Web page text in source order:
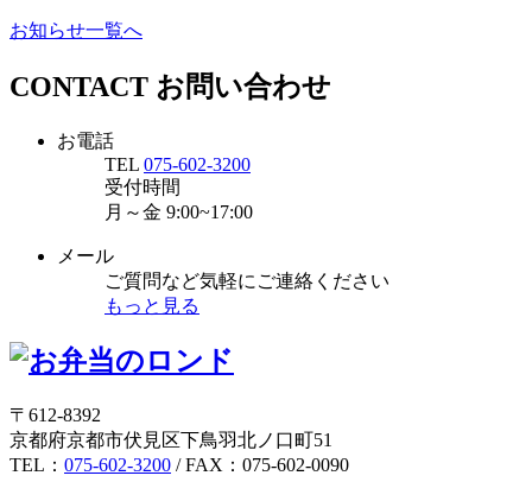
お知らせ一覧へ
CONTACT お問い合わせ
お電話
TEL 075-602-3200
受付時間
月～金 9:00~17:00
メール
ご質問など気軽にご連絡ください
もっと見る
〒612-8392
京都府京都市伏見区下鳥羽北ノ口町51
TEL： 075-602-3200 / FAX：075-602-0090